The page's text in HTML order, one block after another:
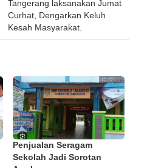
Tangerang laksanakan Jumat
Curhat, Dengarkan Keluh
Kesah Masyarakat.
Penjualan Seragam
Sekolah Jadi Sorotan